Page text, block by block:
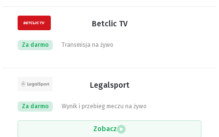
Betclic TV
Transmisja na żywo
Za darmo
Legalsport
Wynik i przebieg meczu na żywo
Za darmo
Zobacz